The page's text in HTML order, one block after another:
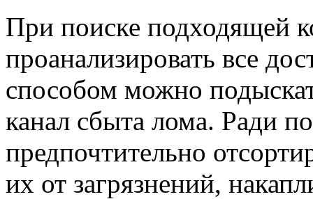
При поиске подходящей
проанализировать все
способом можно
канал сбыта лома. Ради
предпочтительно
их от загрязнений,